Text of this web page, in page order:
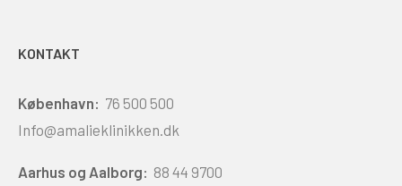
KONTAKT
København: 76 500 500
Info@amalieklinikken.dk
Aarhus og Aalborg: 88 44 9700